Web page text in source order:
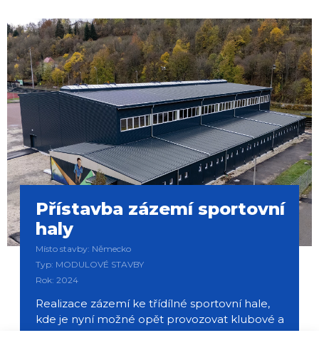
Přístavba zázemí sportovní
haly
Místo stavby: Německo
Typ: MODULOVÉ STAVBY
Rok: 2024
Realizace zázemí ke třídílné sportovní hale,
kde je nyní možné opět provozovat klubové a
školní sporty ve městě Albstadt.